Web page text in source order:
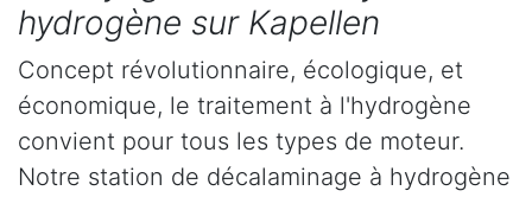
hydrogène sur Kapellen
Concept révolutionnaire, écologique, et
économique, le traitement à l'hydrogène
convient pour tous les types de moteur.
Notre station de décalaminage à hydrogène